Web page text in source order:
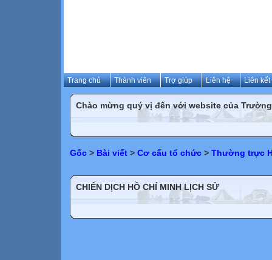
Trang chủ Thành viên Trợ giúp Liên hệ Liên kết
Chào mừng quý vị đến với website của Trường
Gốc > Bài viết > Cơ cấu tổ chức > Thường trực
CHIẾN DỊCH HỒ CHÍ MINH LỊCH SỬ